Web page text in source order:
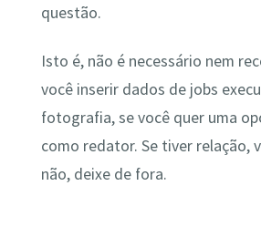
questão.
Isto é, não é necessário nem
você inserir dados de jobs
fotografia, se você quer uma
como redator. Se tiver relação,
não, deixe de fora.